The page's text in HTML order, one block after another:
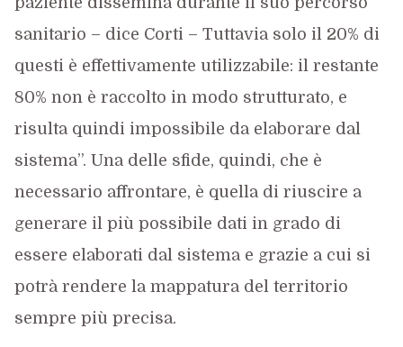
sanitario – dice Corti – Tuttavia solo il 20% di
questi è effettivamente utilizzabile: il restante
80% non è raccolto in modo strutturato, e
risulta quindi impossibile da elaborare dal
sistema”. Una delle sfide, quindi, che è
necessario affrontare, è quella di riuscire a
generare il più possibile dati in grado di
essere elaborati dal sistema e grazie a cui si
potrà rendere la mappatura del territorio
sempre più precisa.